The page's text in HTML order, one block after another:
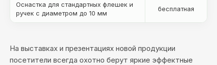
Оснастка для стандартных флешек и
ручек с диаметром до 10 мм
бесплатная
На выставках и презентациях новой продукции
посетители всегда охотно берут яркие эффектные